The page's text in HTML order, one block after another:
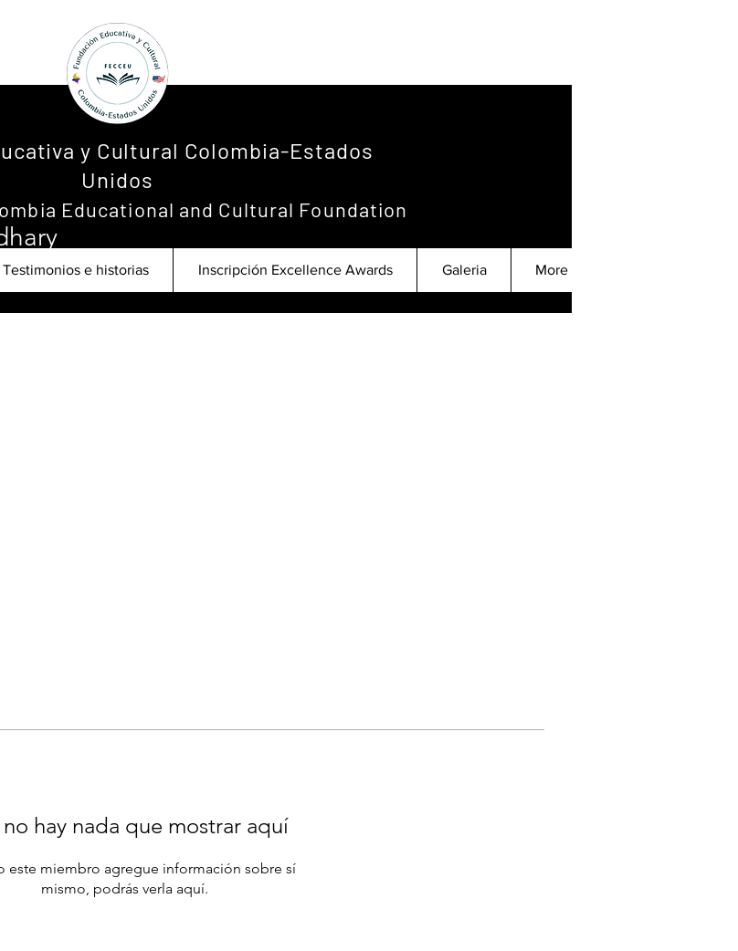
y Cultural Colombia-Estados
Unidos
Educational and Cultural Foundation
Testimonios e historias Inscripción Excellence Awards Galeria More
hay nada que mostrar aquí
este miembro agregue información sobre sí
mismo, podrás verla aquí.
Seguir